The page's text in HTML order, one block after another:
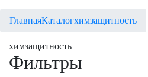
ГлавнаяКаталогхимзащитность
химзащитность
Фильтры